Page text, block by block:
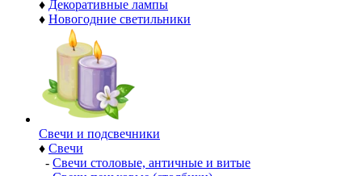
♦ Декоративные лампы
♦ Новогодние светильники
Свечи и подсвечники
♦ Свечи
- Свечи столовые, античные и витые